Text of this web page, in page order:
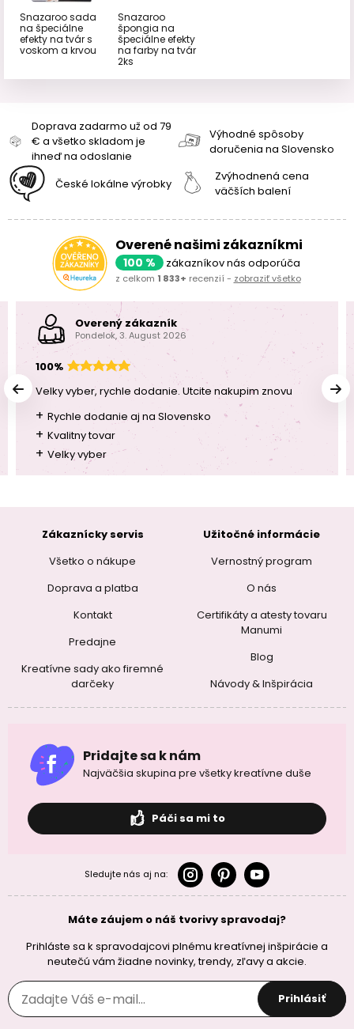
Snazaroo sada
na špeciálne
efekty na tvár s
voskom a krvou
Snazaroo
špongia na
špeciálne efekty
na farby na tvár
2ks
Doprava zadarmo už od 79
€ a všetko skladom je
ihneď na odoslanie
Výhodné spôsoby
doručenia na Slovensko
České lokálne výrobky
Zvýhodnená cena
väčších balení
Overené našimi zákazníkmi
100 % zákazníkov nás odporúča
z celkom 1 833+ recenzií - zobraziť všetko
Overený zákazník
Pondelok, 3. August 2026
100%
Velky vyber, rychle dodanie. Utcite nakupim znovu
+ Rychle dodanie aj na Slovensko
+ Kvalitny tovar
+ Velky vyber
Zákaznícky servis
Všetko o nákupe
Doprava a platba
Kontakt
Predajne
Kreatívne sady ako firemné
darčeky
Užitočné informácie
Vernostný program
O nás
Certifikáty a atesty tovaru
Manumi
Blog
Návody & Inšpirácia
Pridajte sa k nám
Najväčšia skupina pre všetky kreatívne duše
Páči sa mi to
Sledujte nás aj na:
Máte záujem o náš tvorivy spravodaj?
Prihláste sa k spravodajcovi plnému kreatívnej inšpirácie a
neutečú vám žiadne novinky, trendy, zľavy a akcie.
Prihlásiť